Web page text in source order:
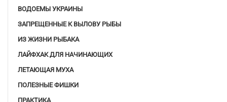
ВОДОЕМЫ УКРАИНЫ
ЗАПРЕЩЕННЫЕ К ВЫЛОВУ РЫБЫ
ИЗ ЖИЗНИ РЫБАКА
ЛАЙФХАК ДЛЯ НАЧИНАЮЩИХ
ЛЕТАЮЩАЯ МУХА
ПОЛЕЗНЫЕ ФИШКИ
ПРАКТИКА